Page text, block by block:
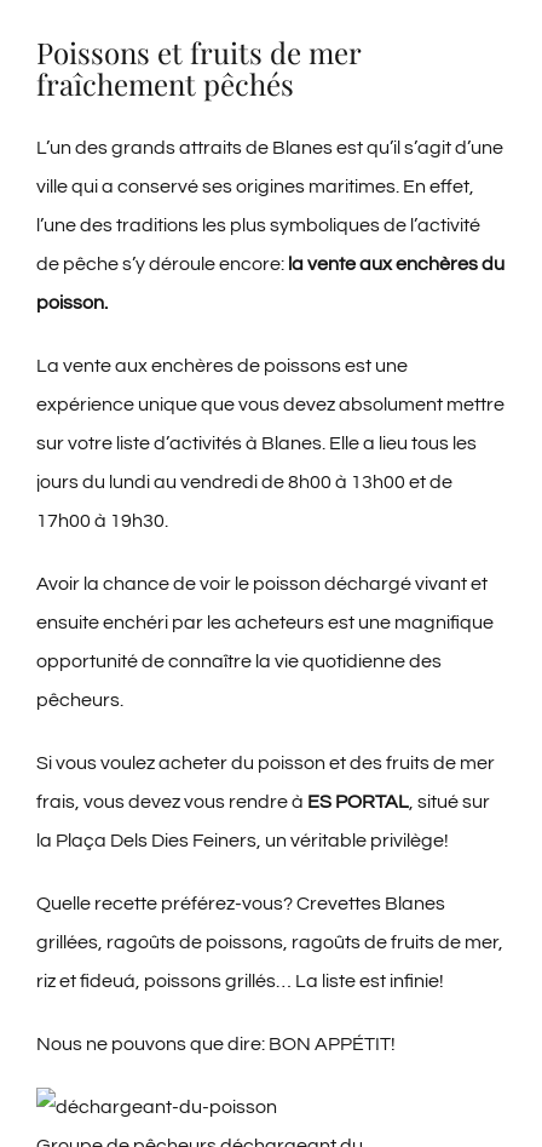
Poissons et fruits de mer
fraîchement pêchés
L’un des grands attraits de Blanes est qu’il s’agit d’une
ville qui a conservé ses origines maritimes. En effet,
l’une des traditions les plus symboliques de l’activité
de pêche s’y déroule encore: la vente aux enchères du
poisson.
La vente aux enchères de poissons est une
expérience unique que vous devez absolument mettre
sur votre liste d’activités à Blanes. Elle a lieu tous les
jours du lundi au vendredi de 8h00 à 13h00 et de
17h00 à 19h30.
Avoir la chance de voir le poisson déchargé vivant et
ensuite enchéri par les acheteurs est une magnifique
opportunité de connaître la vie quotidienne des
pêcheurs.
Si vous voulez acheter du poisson et des fruits de mer
frais, vous devez vous rendre à ES PORTAL , situé sur
la Plaça Dels Dies Feiners, un véritable privilège!
Quelle recette préférez-vous? Crevettes Blanes
grillées, ragoûts de poissons, ragoûts de fruits de mer,
riz et fideuá, poissons grillés… La liste est infinie!
Nous ne pouvons que dire: BON APPÉTIT!